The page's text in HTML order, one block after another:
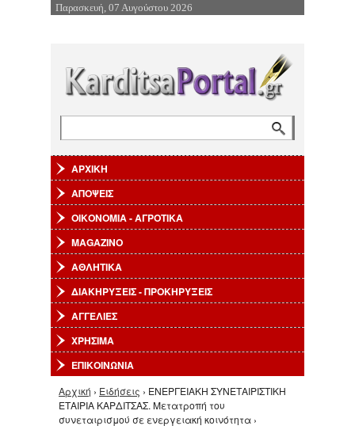
Επιστροφή στην Πλοήγηση
Παρασκευή, 07 Αυγούστου 2026
ΑΡΧΙΚΗ
ΑΠΟΨΕΙΣ
ΟΙΚΟΝΟΜΙΑ - ΑΓΡΟΤΙΚΑ
MAGAZINO
ΑΘΛΗΤΙΚΑ
ΔΙΑΚΗΡΥΞΕΙΣ - ΠΡΟΚΗΡΥΞΕΙΣ
ΑΓΓΕΛΙΕΣ
ΧΡΗΣΙΜΑ
ΕΠΙΚΟΙΝΩΝΙΑ
Είστε εδώ
Αρχική › Ειδήσεις › ΕΝΕΡΓΕΙΑΚΗ ΣΥΝΕΤΑΙΡΙΣΤΙΚΗ
ΕΤΑΙΡΙΑ ΚΑΡΔΙΤΣΑΣ. Μετατροπή του
συνεταιρισμού σε ενεργειακή κοινότητα ›